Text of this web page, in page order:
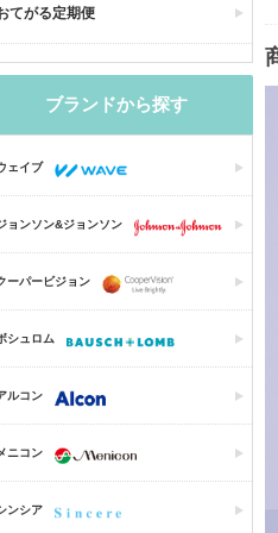
てがる定期便
ブランドから探す
ェイブ
ョンソン&ジョンソン
ーパービジョン
シュロム
ルコン
ニコン
ンシア